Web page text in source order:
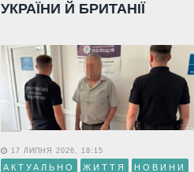
УКРАЇНИ Й БРИТАНІЇ
17 ЛИПНЯ 2026, 18:15
АКТУАЛЬНО ЖИТТЯ НОВИНИ